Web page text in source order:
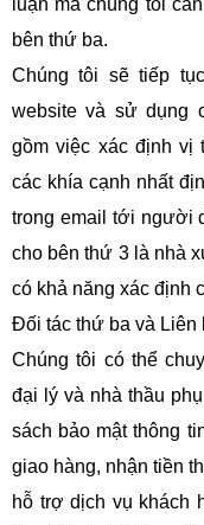
luận mà chúng tôi
bên thứ ba.
Chúng tôi sẽ tiếp
website và sử dụng
gồm việc xác định vị
các khía cạnh nhất
trong email tới người
cho bên thứ 3 là nhà
có khả năng xác định
Đối tác thứ ba và Liên
Chúng tôi có thể
đại lý và nhà thầu
sách bảo mật thông
giao hàng, nhận tiền
hỗ trợ dịch vụ khách